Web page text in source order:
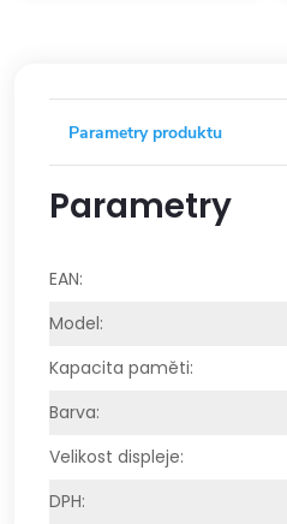
Parametry produktu
Parametry
EAN:
Model:
Kapacita paměti:
Barva:
Velikost displeje:
DPH: